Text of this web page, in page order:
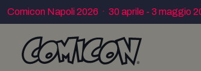
Comicon Napoli 2026 · 30 aprile - 3 maggio